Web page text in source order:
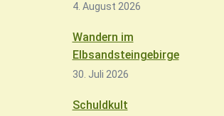
4. August 2026
Wandern im
Elbsandsteingebirge
30. Juli 2026
Schuldkult